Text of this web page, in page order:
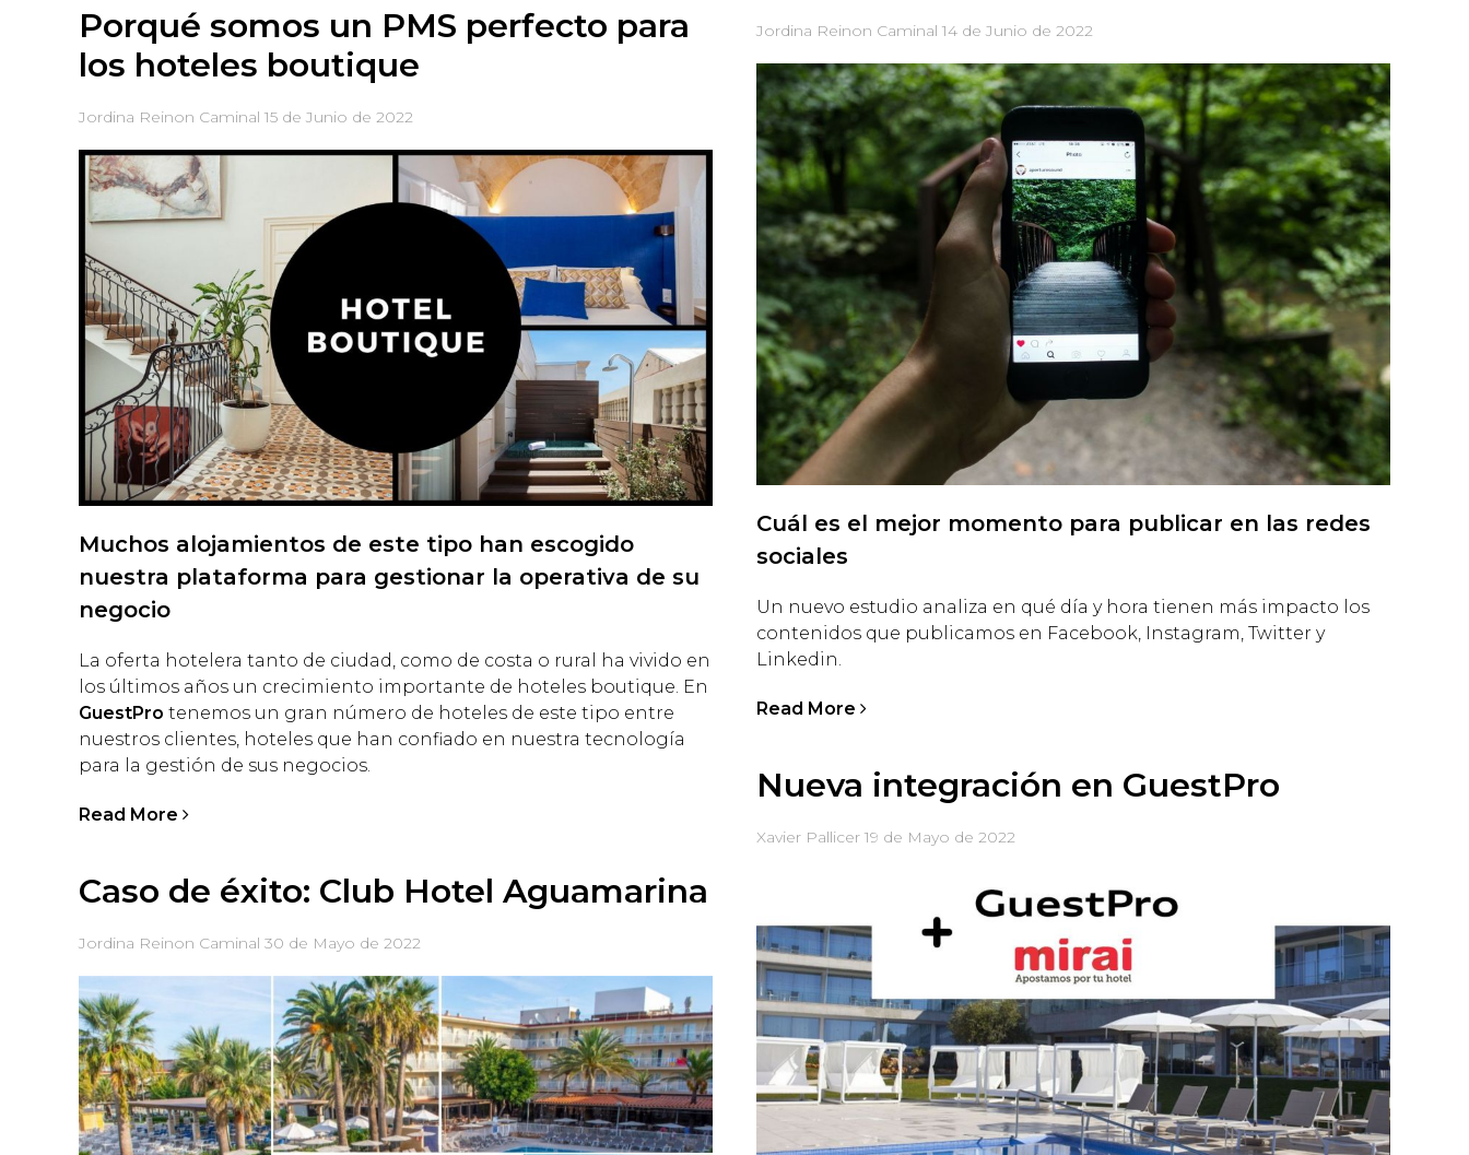
Porqué somos un PMS perfecto para
los hoteles boutique
Jordina Reinon Caminal 15 de Junio de 2022
Muchos alojamientos de este tipo han escogido
nuestra plataforma para gestionar la operativa de su
negocio
La oferta hotelera tanto de ciudad, como de costa o rural ha vivido en
los últimos años un crecimiento importante de hoteles boutique. En
GuestPro tenemos un gran número de hoteles de este tipo entre
nuestros clientes, hoteles que han confiado en nuestra tecnología
para la gestión de sus negocios.
Read More
Jordina Reinon Caminal 14 de Junio de 2022
Cuál es el mejor momento para publicar en las redes
sociales
Un nuevo estudio analiza en qué día y hora tienen más impacto los
contenidos que publicamos en Facebook, Instagram, Twitter y
Linkedin.
Read More
Caso de éxito: Club Hotel Aguamarina
Jordina Reinon Caminal 30 de Mayo de 2022
Nueva integración en GuestPro
Xavier Pallicer 19 de Mayo de 2022